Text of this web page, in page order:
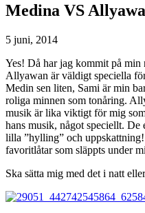
Medina VS
5 juni, 2014
Yes! Då har jag kommit på min
Allyawan är väldigt speciella
Medin sen liten, Sami är min
roliga minnen som tonåring.
musik är lika viktigt för mig
hans musik, något speciellt. De
lilla ”hylling” och uppskattning!
favoritlåtar som släppts under
Ska sätta mig med det i natt